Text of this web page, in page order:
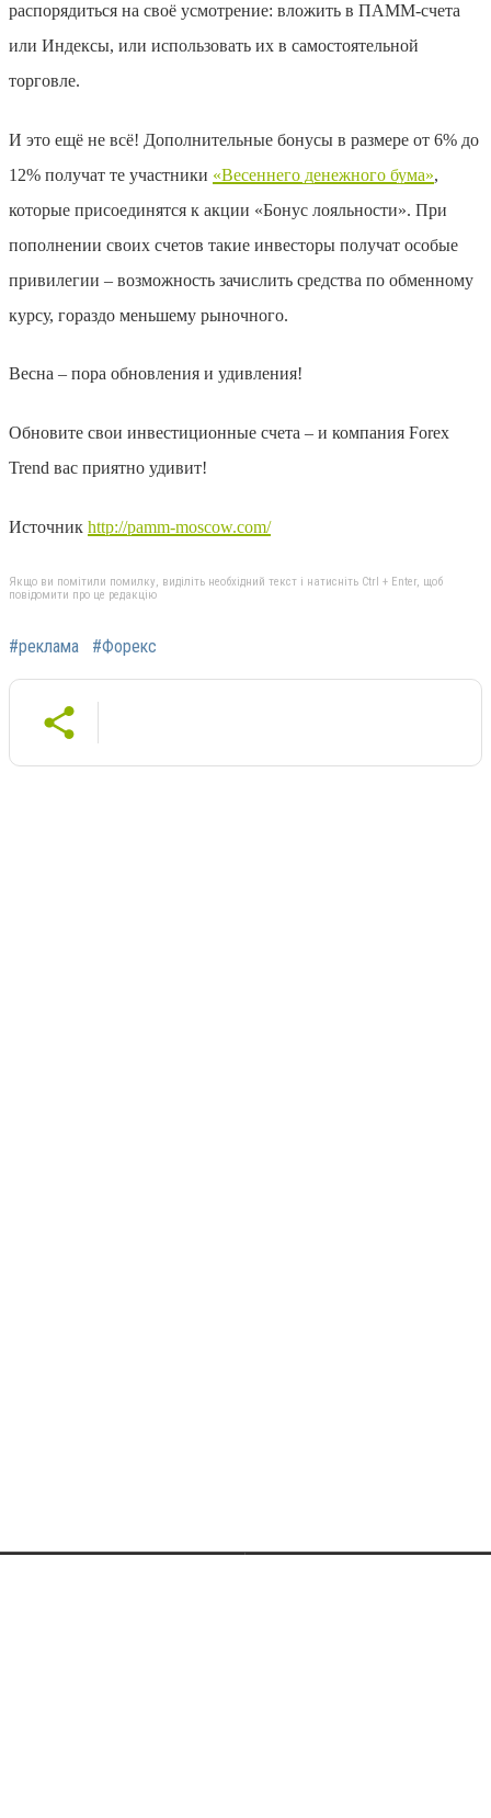
распорядиться на своё усмотрение: вложить в ПАММ-счета
или Индексы, или использовать их в самостоятельной
торговле.
И это ещё не всё! Дополнительные бонусы в размере от 6% до
12% получат те участники «Весеннего денежного бума»,
которые присоединятся к акции «Бонус лояльности». При
пополнении своих счетов такие инвесторы получат особые
привилегии – возможность зачислить средства по обменному
курсу, гораздо меньшему рыночного.
Весна – пора обновления и удивления!
Обновите свои инвестиционные счета – и компания Forex
Trend вас приятно удивит!
Источник http://pamm-moscow.com/
Якщо ви помітили помилку, виділіть необхідний текст і натисніть Ctrl + Enter, щоб
повідомити про це редакцію
#реклама #Форекс